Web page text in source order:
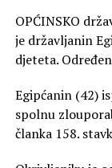
OPĆINSKO
je državljanin
djeteta.
Egipćanin (42)
spolnu
članka 158.